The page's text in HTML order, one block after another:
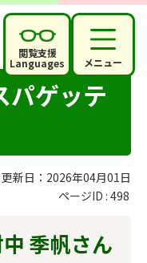
閲覧支援
Languages メニュー
パゲッテ
更新日：2026年04月01日
ページID : 498
季帆さん